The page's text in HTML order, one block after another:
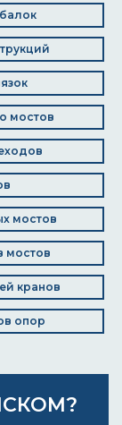
мостов
мостов
мостов
кранов
опор